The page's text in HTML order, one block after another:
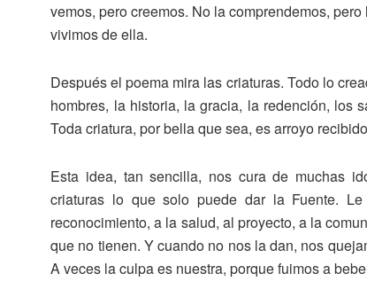
vemos, pero creemos. No la comprendemos,
vivimos de ella.
Después el poema mira las criaturas. Todo lo
hombres, la historia, la gracia, la redención, los
Toda criatura, por bella que sea, es arroyo
Esta idea, tan sencilla, nos cura de muchas
criaturas lo que solo puede dar la Fuente.
reconocimiento, a la salud, al proyecto, a la
que no tienen. Y cuando no nos la dan, nos
A veces la culpa es nuestra, porque fuimos a